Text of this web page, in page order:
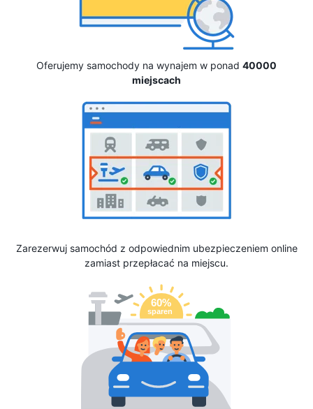
Oferujemy samochody na wynajem w ponad 40000
miejscach
Zarezerwuj samochód z odpowiednim ubezpieczeniem online
zamiast przepłacać na miejscu.